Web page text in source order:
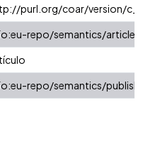
purl.org/coar/version/
repo/semantics/article
repo/semantics/